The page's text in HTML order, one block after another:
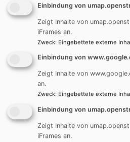
Anschrift
St.-Georg-Str. 16
89233 Neu-Ulm - Holzschwang
Einbindung von
Zeigt Inhalte von
iFrames an.
Zweck: Eingebettete externe
Einbindung von
Zeigt Inhalte von
an.
Zweck: Eingebettete externe
Einbindung von
Zeigt Inhalte von
iFrames an.